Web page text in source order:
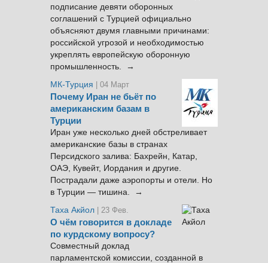
подписание девяти оборонных
соглашений с Турцией официально
объясняют двумя главными причинами:
российской угрозой и необходимостью
укреплять европейскую оборонную
промышленность. →
МК-Турция
| 04 Март
Почему Иран не бьёт по
американским базам в
Турции
Иран уже несколько дней обстреливает
американские базы в странах
Персидского залива: Бахрейн, Катар,
ОАЭ, Кувейт, Иордания и другие.
Пострадали даже аэропорты и отели. Но
в Турции — тишина. →
Таха Акйол | 23 Фев.
О чём говорится в докладе
по курдскому вопросу?
Совместный доклад
парламентской комиссии, созданной в